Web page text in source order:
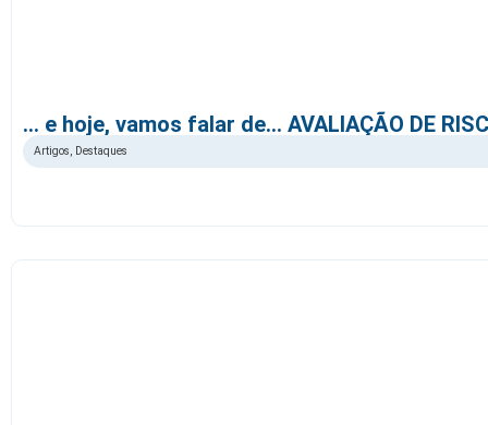
… e hoje, vamos falar de… AVALIAÇÃO DE
Artigos, Destaques